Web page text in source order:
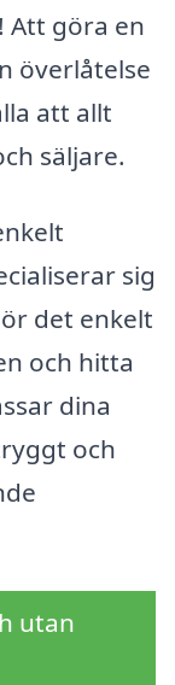
Att göra en
överlåtelse
att allt
säljare.
sig
det enkelt
och hitta
dina
och
utan